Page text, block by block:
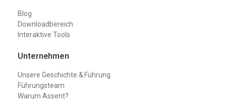
Blog
Downloadbereich
Interaktive Tools
Unternehmen
Unsere Geschichte & Führung
Führungsteam
Warum Assent?